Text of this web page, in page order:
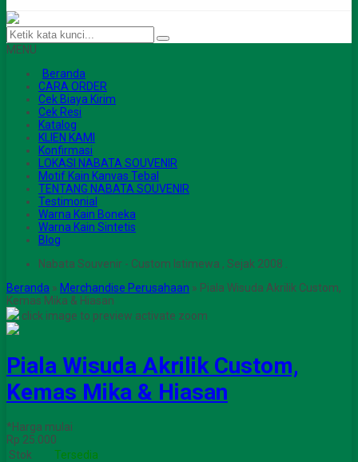
MENU
Beranda
CARA ORDER
Cek Biaya Kirim
Cek Resi
Katalog
KLIEN KAMI
Konfirmasi
LOKASI NABATA SOUVENIR
Motif Kain Kanvas Tebal
TENTANG NABATA SOUVENIR
Testimonial
Warna Kain Boneka
Warna Kain Sintetis
Blog
Nabata Souvenir - Custom Istimewa , Sejak 2008 .
Beranda » Merchandise Perusahaan » Piala Wisuda Akrilik Custom,
Kemas Mika & Hiasan
click image to preview activate zoom
Piala Wisuda Akrilik Custom,
Kemas Mika & Hiasan
*Harga mulai
Rp 25.000
Stok
Tersedia